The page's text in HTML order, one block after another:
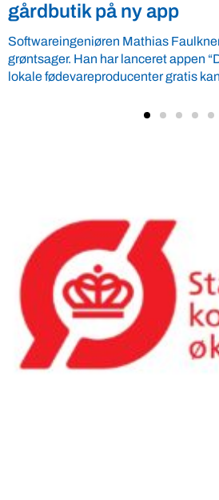
fordel
Arbejdsgiverforeningen GLS-A
giver ro i maven til landmænd – også i
velkommen ...